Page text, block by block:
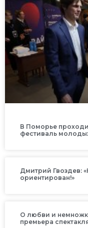
В Поморье
фестиваль
Дмитрий Гвоздев:
ориентирован!»
О любви и
премьера